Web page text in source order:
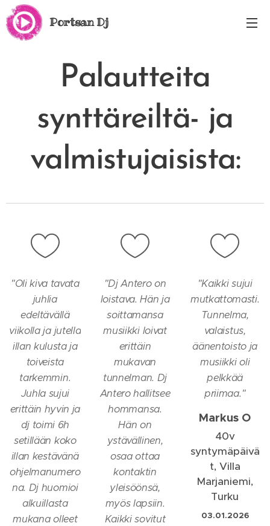
Portsan Dj
Palautteita
synttäreiltä- ja
valmistujaisista:
"Oli kiva tavata
juhlia
edeltävällä
viikolla ja jutella
illan kulusta ja
toiveista
tarkemmin.
Juhla sujui
erittäin hyvin ja
dj toimi 6h
setillään koko
illan kestävänä
ohjelmanumero
na. Dj huomioi
alkuillasta
mukana olleet
"Dj Antero on
loistava. Hän ja
soittamansa
musiikki loivat
erittäin
mukavan
tunnelman. Dj
Antero hallitsee
hommansa.
Hän on
ystävällinen,
osaa ottaa
kontaktin
yleisöönsä,
myös lapsiin.
Kaikki sovitut
"Kaikki sujui
mutkattomasti.
Tunnelma,
valaistus,
äänentoisto ja
musiikki oli
pelkkää
priimaa."
Markus O
40v
syntymäpäivä
t, Villa
Marjaniemi,
Turku
03.01.2026